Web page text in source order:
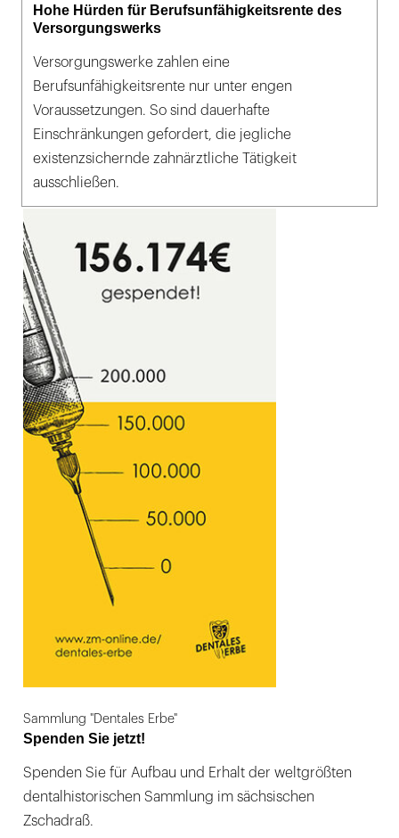
Hohe Hürden für Berufsunfähigkeitsrente des
Versorgungswerks
Versorgungswerke zahlen eine
Berufsunfähigkeitsrente nur unter engen
Voraussetzungen. So sind dauerhafte
Einschränkungen gefordert, die jegliche
existenzsichernde zahnärztliche Tätigkeit
ausschließen.
Sammlung "Dentales Erbe"
Spenden Sie jetzt!
Spenden Sie für Aufbau und Erhalt der weltgrößten
dentalhistorischen Sammlung im sächsischen
Zschadraß.